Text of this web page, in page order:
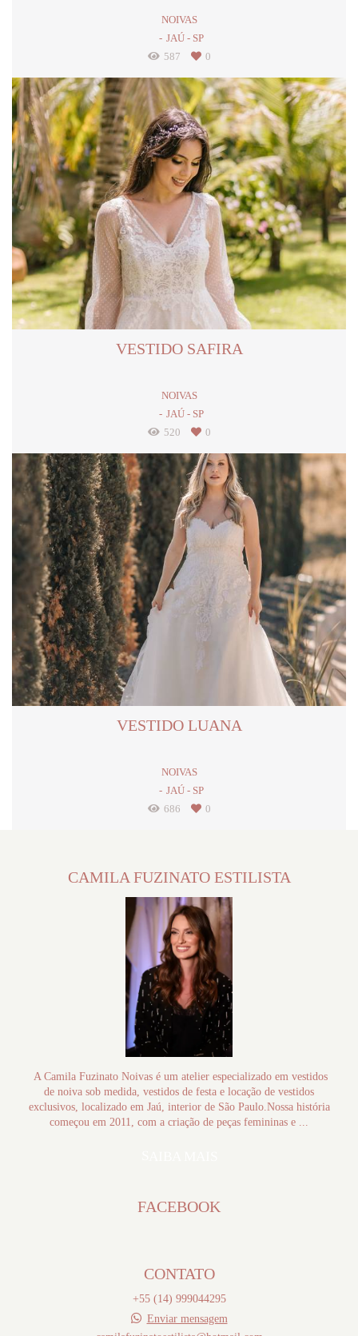
NOIVAS
JAÚ - SP
587
0
VESTIDO SAFIRA
NOIVAS
JAÚ - SP
520
0
VESTIDO LUANA
NOIVAS
JAÚ - SP
686
0
CAMILA FUZINATO ESTILISTA
A Camila Fuzinato Noivas é um atelier especializado em vestidos
de noiva sob medida, vestidos de festa e locação de vestidos
exclusivos, localizado em Jaú, interior de São Paulo.Nossa história
começou em 2011, com a criação de peças femininas e ...
FACEBOOK
CONTATO
+55 (14) 999044295
Enviar mensagem